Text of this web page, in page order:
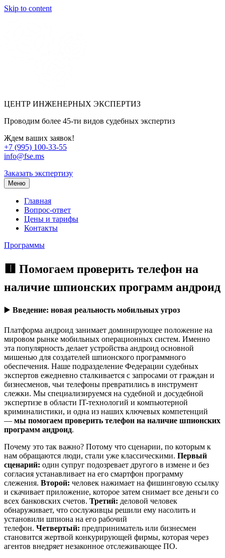
Skip to content
ЦЕНТР ИНЖЕНЕРНЫХ ЭКСПЕРТИЗ
Проводим более 45-ти видов судебных экспертиз
Ждем ваших заявок!
+7 (995) 100-33-55
info@fse.ms
Заказать экспертизу
Меню
Главная
Вопрос-ответ
Цены и тарифы
Контакты
Программы
🟥 Помогаем проверить телефон на
наличие шпионских программ андроид
▶️ Введение: новая реальность мобильных угроз
Платформа андроид занимает доминирующее положение на
мировом рынке мобильных операционных систем. Именно
эта популярность делает устройства андроид основной
мишенью для создателей шпионского программного
обеспечения. Наше подразделение Федерации судебных
экспертов ежедневно сталкивается с запросами от граждан и
бизнесменов, чьи телефоны превратились в инструмент
слежки. Мы специализируемся на судебной и досудебной
экспертизе в области IT-технологий и компьютерной
криминалистики, и одна из наших ключевых компетенций
— мы помогаем проверить телефон на наличие шпионских
программ андроид.
Почему это так важно? Потому что сценарии, по которым к
нам обращаются люди, стали уже классическими. Первый
сценарий: один супруг подозревает другого в измене и без
согласия устанавливает на его смартфон программу
слежения. Второй: человек нажимает на фишинговую ссылку
и скачивает приложение, которое затем снимает все деньги со
всех банковских счетов. Третий: деловой человек
обнаруживает, что сослуживцы решили ему насолить и
установили шпиона на его рабочий
телефон. Четвертый: предприниматель или бизнесмен
становится жертвой конкурирующей фирмы, которая через
агентов внедряет незаконное отслеживающее ПО.